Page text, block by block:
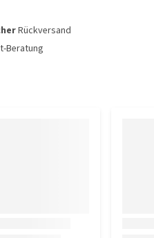
Rückversand
Beratung